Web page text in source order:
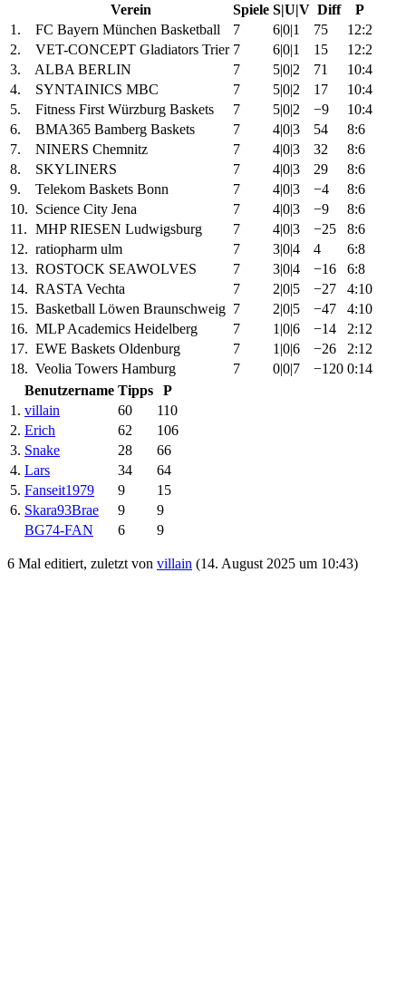
Verein
Spiele S|U|V Diff
P
1.
FC Bayern München Basketball 7 6|0|1 75
12:2
2.
VET-CONCEPT Gladiators Trier 7 6|0|1 15
12:2
3.
ALBA BERLIN 7 5|0|2 71
10:4
4.
SYNTAINICS MBC 7 5|0|2 17
10:4
5.
Fitness First Würzburg Baskets 7 5|0|2 −9
10:4
6.
BMA365 Bamberg Baskets 7 4|0|3 54
8:6
7.
NINERS Chemnitz 7 4|0|3 32
8:6
8.
SKYLINERS 7 4|0|3 29
8:6
9.
Telekom Baskets Bonn 7 4|0|3 −4
8:6
10. Science City Jena 7 4|0|3 −9
8:6
11. MHP RIESEN Ludwigsburg 7 4|0|3 −25
8:6
12. ratiopharm ulm 7 3|0|4 4
6:8
13. ROSTOCK SEAWOLVES 7 3|0|4 −16
6:8
14. RASTA Vechta 7 2|0|5 −27
4:10
15. Basketball Löwen Braunschweig 7 2|0|5 −47
4:10
16. MLP Academics Heidelberg 7 1|0|6 −14
2:12
17. EWE Baskets Oldenburg 7 1|0|6 −26
2:12
18. Veolia Towers Hamburg 7 0|0|7 −120 0:14
Benutzername Tipps
P
1. villain 60
110
2. Erich 62
106
3. Snake 28
66
4. Lars 34
64
5. Fanseit1979 9
15
6. Skara93Brae 9
9
BG74-FAN
6 9
6 Mal editiert, zuletzt von villain (14. August 2025 um 10:43)